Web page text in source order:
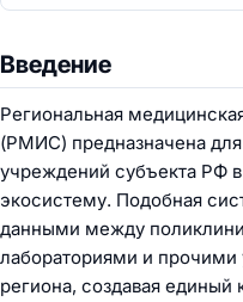
Введение
Региональная
(РМИС) предназначена
учреждений субъекта РФ
экосистему. Подобная
данными между
лабораториями и прочими
региона, создавая единый